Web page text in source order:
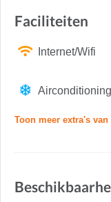
Faciliteiten
Internet/Wifi
Airconditioning
Toon meer extra's